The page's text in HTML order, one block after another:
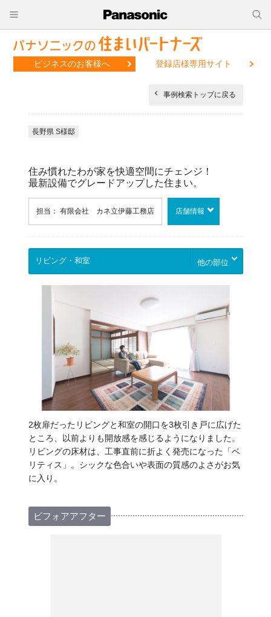
ビジネスのお客様へ 登録店様専用サイト
事例検索トップに戻る
長野県 S様邸
住み慣れたわが家を快適空間にチェンジ！
最新設備でグレードアップした住まい。
担当： 有限会社 カネ立伊藤工務店 店舗情報
他の部位
2枚扉だったリビングと和室の開口を3枚引き戸に広げた
ところ、以前よりも開放感を感じるようになりました。
リビングの床材は、工事直前に折よく発売になった「ベ
リティス」。シックな色合いや表面の質感のよさがお気
に入り。
ビフォアアフター